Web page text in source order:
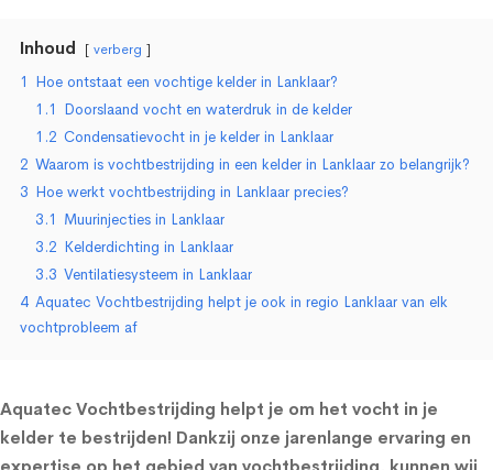
Inhoud verberg
1 Hoe ontstaat een vochtige kelder in Lanklaar?
1.1 Doorslaand vocht en waterdruk in de kelder
1.2 Condensatievocht in je kelder in Lanklaar
2 Waarom is vochtbestrijding in een kelder in Lanklaar zo belangrijk?
3 Hoe werkt vochtbestrijding in Lanklaar precies?
3.1 Muurinjecties in Lanklaar
3.2 Kelderdichting in Lanklaar
3.3 Ventilatiesysteem in Lanklaar
4 Aquatec Vochtbestrijding helpt je ook in regio Lanklaar van elk
vochtprobleem af
Aquatec Vochtbestrijding helpt je om het vocht in je
kelder te bestrijden! Dankzij onze jarenlange ervaring en